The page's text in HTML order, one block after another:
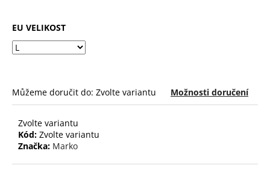
EU VELIKOST
Můžeme doručit do: Zvolte variantu Možnosti doručení
Zvolte variantu
Kód: Zvolte variantu
Značka: Marko